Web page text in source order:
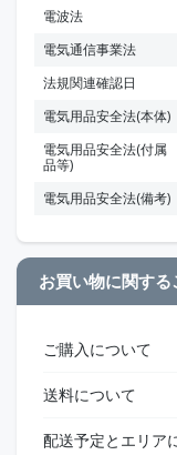
電波法
電気通信事業法
法規関連確認日
電気用品安全法(本体)
電気用品安全法(付属
品等)
電気用品安全法(備考)
お買い物に関する
ご購入について
送料について
配送予定とエリア